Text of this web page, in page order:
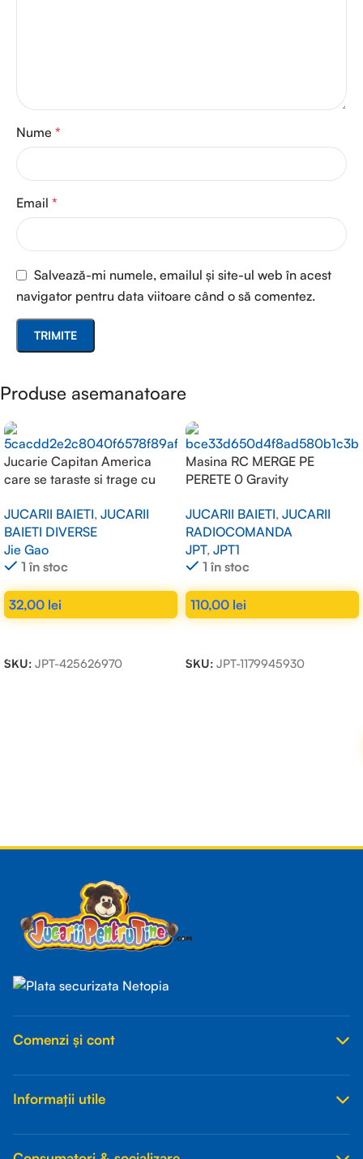
Nume *
Email *
Salvează-mi numele, emailul și site-ul web în acest
navigator pentru data viitoare când o să comentez.
Produse asemanatoare
Jucarie Capitan America
care se taraste si trage cu
JUCARII BAIETI, JUCARII
BAIETI DIVERSE
Jie Gao
1 în stoc
32,00 lei
SKU: JPT-425626970
Masina RC MERGE PE
PERETE 0 Gravity
JUCARII BAIETI, JUCARII
RADIOCOMANDA
JPT, JPT1
1 în stoc
110,00 lei
SKU: JPT-1179945930
Comenzi și cont
Informații utile